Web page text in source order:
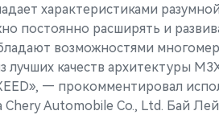
характеристиками
постоянно расширять и
возможностями
качеств архитектуры
— прокомментировал
Automobile Co., Ltd. Бай